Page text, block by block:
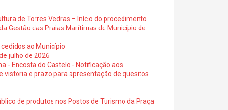
de Torres Vedras – Início do procedimento
Gestão das Praias Marítimas do Município de
ao Município
julho de 2026
- Encosta do Castelo - Notificação aos
vistoria e prazo para apresentação de quesitos
de produtos nos Postos de Turismo da Praça